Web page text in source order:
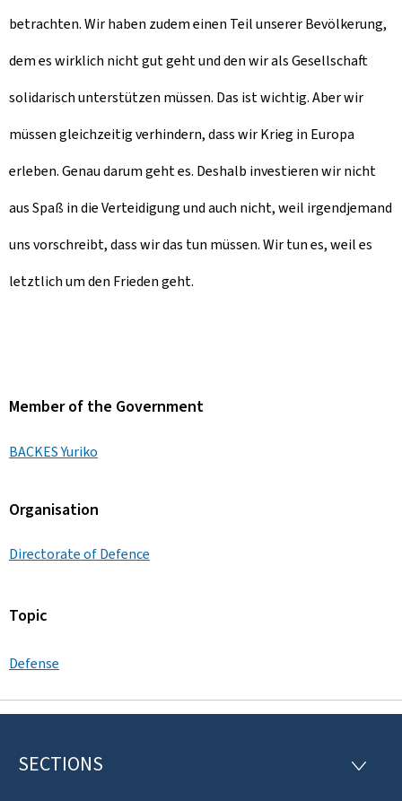
betrachten. Wir haben zudem einen Teil unserer Bevölkerung,
dem es wirklich nicht gut geht und den wir als Gesellschaft
solidarisch unterstützen müssen. Das ist wichtig. Aber wir
müssen gleichzeitig verhindern, dass wir Krieg in Europa
erleben. Genau darum geht es. Deshalb investieren wir nicht
aus Spaß in die Verteidigung und auch nicht, weil irgendjemand
uns vorschreibt, dass wir das tun müssen. Wir tun es, weil es
letztlich um den Frieden geht.
Member of the Government
BACKES Yuriko
Organisation
Directorate of Defence
Topic
Defense
F
SECTIONS
S